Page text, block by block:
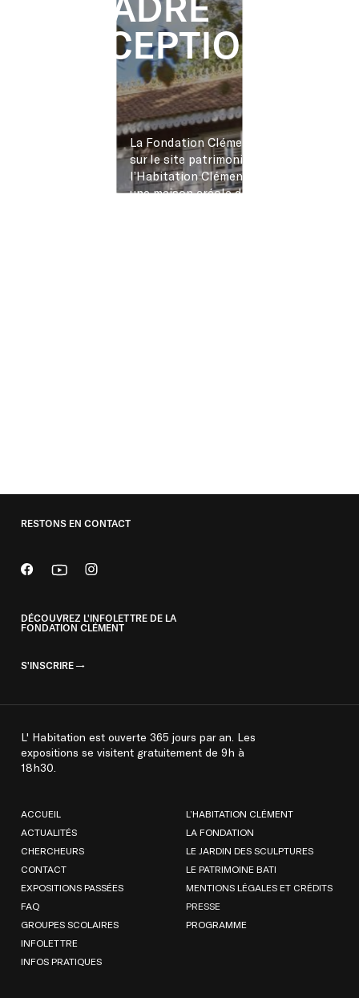
EXCEPTIONNEL
La Fondation Clément est hébergée
sur le site patrimonial de
l’Habitation Clément. Dominé par
une maison créole datant du XVIIIe
RESTONS EN CONTACT
DÉCOUVREZ L'INFOLETTRE DE LA
FONDATION CLÉMENT
S'INSCRIRE
L' Habitation est ouverte 365 jours par an. Les
expositions se visitent gratuitement de 9h à
18h30.
ACCUEIL
ACTUALITÉS
CHERCHEURS
CONTACT
EXPOSITIONS PASSÉES
FAQ
GROUPES SCOLAIRES
INFOLETTRE
INFOS PRATIQUES
L’HABITATION CLÉMENT
LA FONDATION
LE JARDIN DES SCULPTURES
LE PATRIMOINE BATI
MENTIONS LÉGALES ET CRÉDITS
PRESSE
PROGRAMME